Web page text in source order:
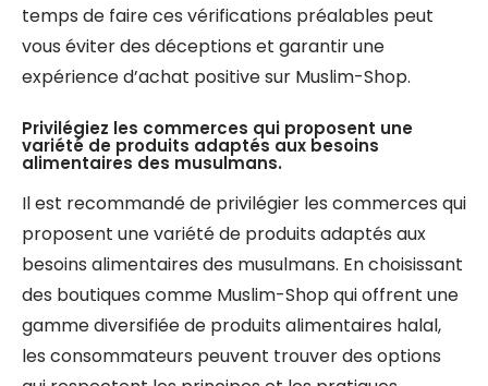
temps de faire ces vérifications préalables peut
vous éviter des déceptions et garantir une
expérience d’achat positive sur Muslim-Shop.
Privilégiez les commerces qui proposent une
variété de produits adaptés aux besoins
alimentaires des musulmans.
Il est recommandé de privilégier les commerces qui
proposent une variété de produits adaptés aux
besoins alimentaires des musulmans. En choisissant
des boutiques comme Muslim-Shop qui offrent une
gamme diversifiée de produits alimentaires halal,
les consommateurs peuvent trouver des options